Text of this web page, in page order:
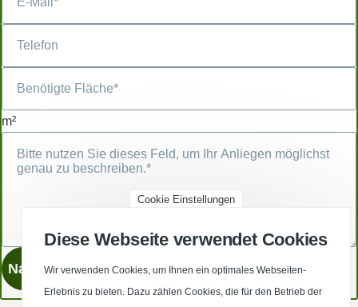
m²
Cookie Einstellungen
Diese Webseite verwendet Cookies
Wir verwenden Cookies, um Ihnen ein optimales Webseiten-
Erlebnis zu bieten. Dazu zählen Cookies, die für den Betrieb der